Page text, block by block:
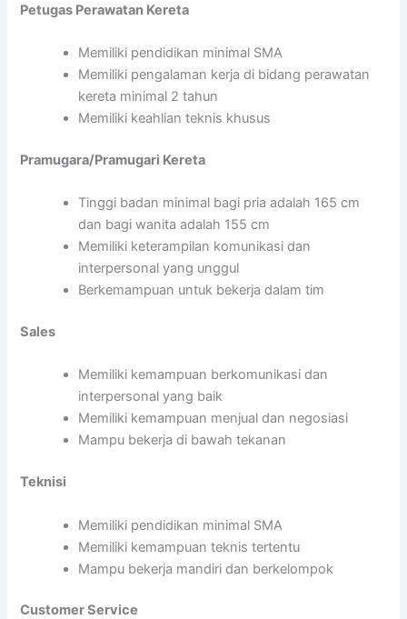
Petugas Perawatan Kereta
Memiliki pendidikan minimal SMA
Memiliki pengalaman kerja di bidang perawatan
kereta minimal 2 tahun
Memiliki keahlian teknis khusus
Pramugara/Pramugari Kereta
Tinggi badan minimal bagi pria adalah 165 cm
dan bagi wanita adalah 155 cm
Memiliki keterampilan komunikasi dan
interpersonal yang unggul
Berkemampuan untuk bekerja dalam tim
Sales
Memiliki kemampuan berkomunikasi dan
interpersonal yang baik
Memiliki kemampuan menjual dan negosiasi
Mampu bekerja di bawah tekanan
Teknisi
Memiliki pendidikan minimal SMA
Memiliki kemampuan teknis tertentu
Mampu bekerja mandiri dan berkelompok
Customer Service